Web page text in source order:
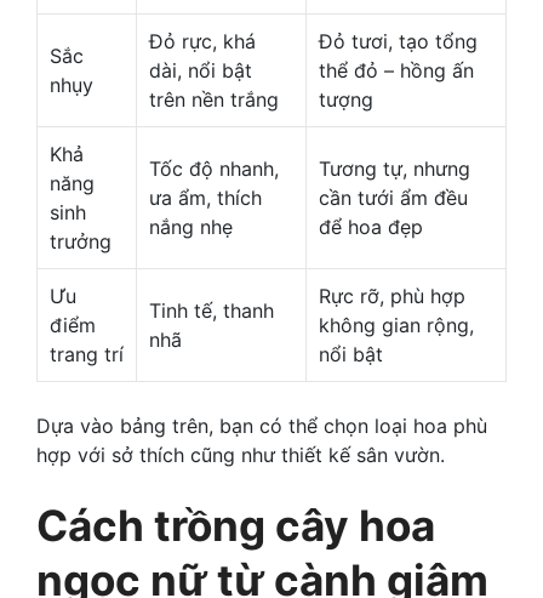
Sắc
nhụy
Đỏ rực, khá
dài, nổi bật
trên nền trắng
Đỏ tươi, tạo tổng
thể đỏ – hồng ấn
tượng
Khả
năng
sinh
trưởng
Tốc độ nhanh,
ưa ẩm, thích
nắng nhẹ
Tương tự, nhưng
cần tưới ẩm đều
để hoa đẹp
Ưu
điểm
trang trí
Tinh tế, thanh
nhã
Rực rỡ, phù hợp
không gian rộng,
nổi bật
Dựa vào bảng trên, bạn có thể chọn loại hoa phù
hợp với sở thích cũng như thiết kế sân vườn.
Cách trồng cây hoa
ngọc nữ từ cành giâm